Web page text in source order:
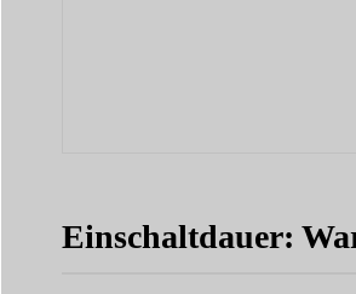
Einschaltdauer: